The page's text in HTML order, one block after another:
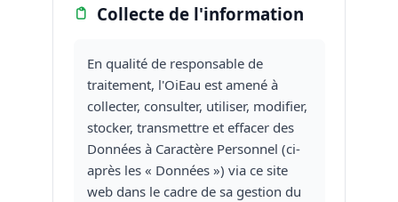
Collecte de l'information
En qualité de responsable de
traitement, l'OiEau est amené à
collecter, consulter, utiliser, modifier,
stocker, transmettre et effacer des
Données à Caractère Personnel (ci-
après les « Données ») via ce site
web dans le cadre de sa gestion du